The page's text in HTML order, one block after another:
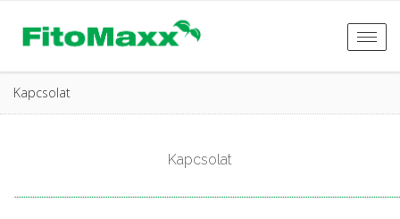
Kapcsolat
Kapcsolat